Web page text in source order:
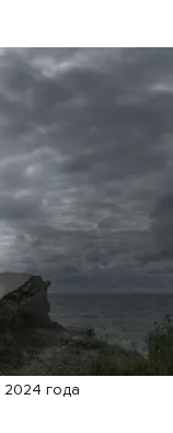
года